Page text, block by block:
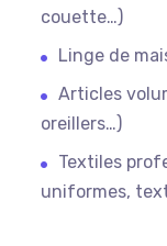
couette…)
Linge de
Articles
oreillers…)
Textiles
uniformes,